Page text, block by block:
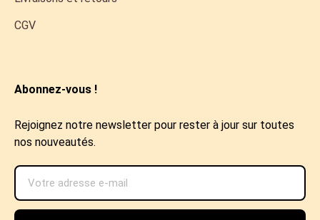
CGV
Abonnez-vous !
Rejoignez notre newsletter pour rester à jour sur toutes
nos nouveautés.